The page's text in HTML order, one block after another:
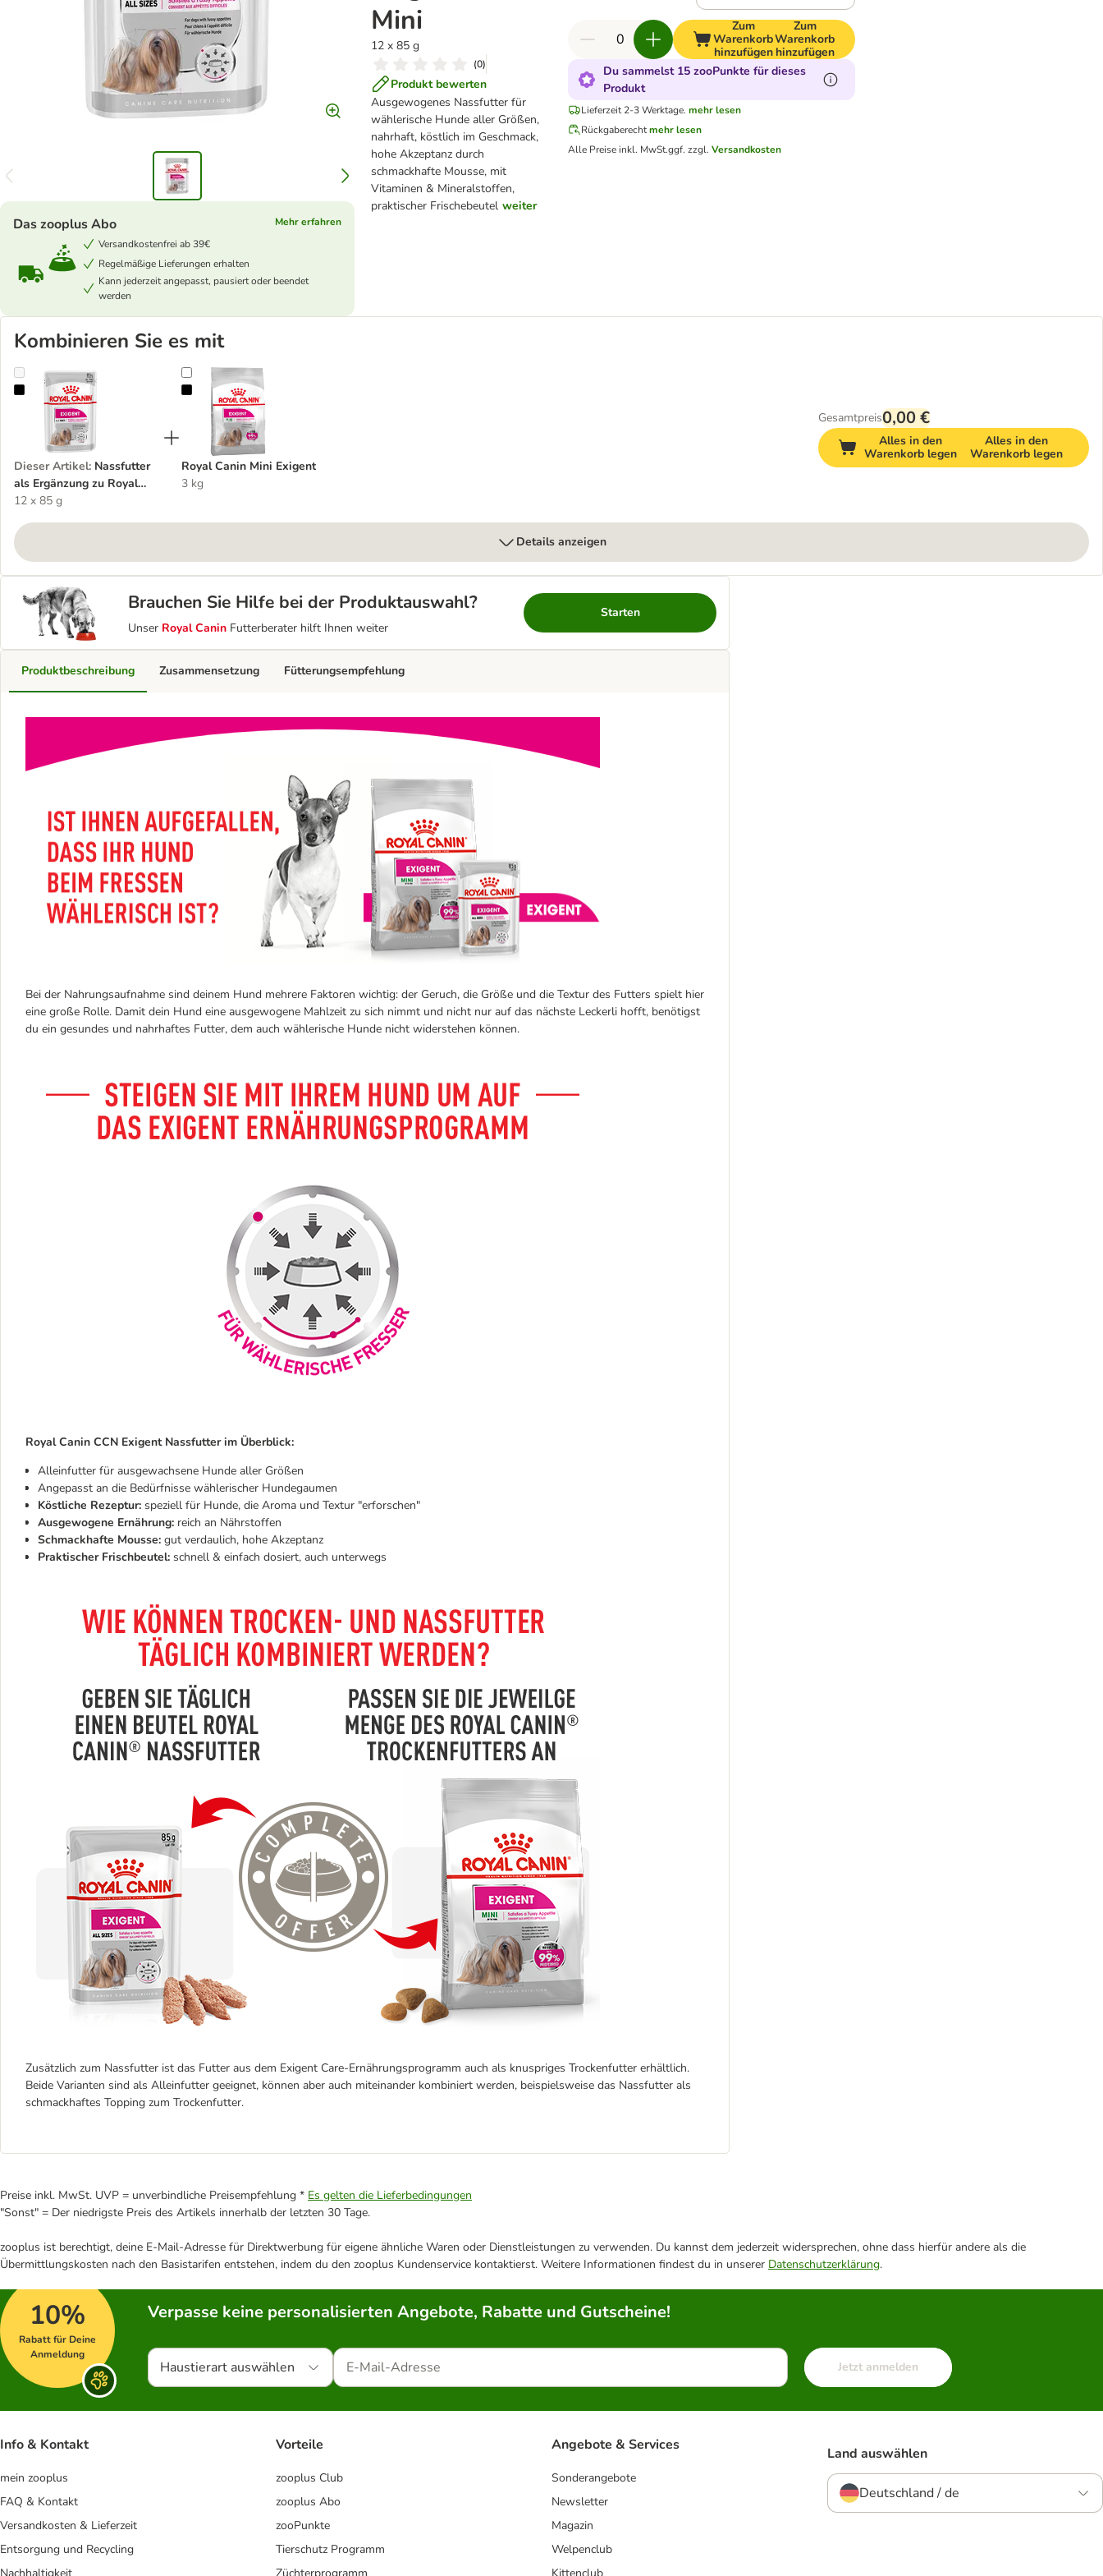
Mini
12 x 85 g
(0)
Produkt bewerten
Ausgewogenes Nassfutter für
wählerische Hunde aller Größen,
nahrhaft, köstlich im Geschmack,
hohe Akzeptanz durch
schmackhafte Mousse, mit
Vitaminen & Mineralstoffen,
praktischer Frischebeutel weiter
Das zooplus Abo
Mehr erfahren
Versandkostenfrei ab 39€
Regelmäßige Lieferungen erhalten
Kann jederzeit angepasst, pausiert oder beendet
werden
Zum
Warenkorb
hinzufügen
Zum
Warenkorb
hinzufügen
Du sammelst 15 zooPunkte für dieses
Produkt
Lieferzeit 2-3 Werktage. mehr lesen
Rückgaberechtmehr lesen
Alle Preise inkl. MwSt.ggf. zzgl.Versandkosten
Kombinieren Sie es mit
Nassfutter als Ergänzung zu Royal Canin Exigent Mini
Dieser Artikel: Nassfutter
als Ergänzung zu Royal
Canin Exigent Mini
12 x 85 g
Royal Canin Mini Exigent
Royal Canin Mini Exigent
3 kg
Gesamtpreis0,00 €
Alles in den
Warenkorb legen
Alles in den
Warenkorb legen
Details anzeigen
Brauchen Sie Hilfe bei der Produktauswahl?
Unser Royal Canin Futterberater hilft Ihnen weiter
Starten
Produktbeschreibung
Bei der Nahrungsaufnahme sind deinem Hund mehrere Faktoren wichtig: der Geruch, die Größe und die Textur des Futters spielt hier
eine große Rolle. Damit dein Hund eine ausgewogene Mahlzeit zu sich nimmt und nicht nur auf das nächste Leckerli hofft, benötigst
du ein gesundes und nahrhaftes Futter, dem auch wählerische Hunde nicht widerstehen können.
Royal Canin CCN Exigent Nassfutter im Überblick:
Alleinfutter für ausgewachsene Hunde aller Größen
Angepasst an die Bedürfnisse wählerischer Hundegaumen
Köstliche Rezeptur: speziell für Hunde, die Aroma und Textur "erforschen"
Ausgewogene Ernährung: reich an Nährstoffen
Schmackhafte Mousse: gut verdaulich, hohe Akzeptanz
Praktischer Frischbeutel: schnell & einfach dosiert, auch unterwegs
Zusätzlich zum Nassfutter ist das Futter aus dem Exigent Care-Ernährungsprogramm auch als knuspriges Trockenfutter erhältlich.
Beide Varianten sind als Alleinfutter geeignet, können aber auch miteinander kombiniert werden, beispielsweise das Nassfutter als
schmackhaftes Topping zum Trockenfutter.
Zusammensetzung Fütterungsempfehlung
Preise inkl. MwSt. UVP = unverbindliche Preisempfehlung * Es gelten die Lieferbedingungen
"Sonst" = Der niedrigste Preis des Artikels innerhalb der letzten 30 Tage.
zooplus ist berechtigt, deine E-Mail-Adresse für Direktwerbung für eigene ähnliche Waren oder Dienstleistungen zu verwenden. Du kannst dem jederzeit widersprechen, ohne dass hierfür andere als die
Übermittlungskosten nach den Basistarifen entstehen, indem du den zooplus Kundenservice kontaktierst. Weitere Informationen findest du in unserer Datenschutzerklärung.
10%
Rabatt für Deine
Anmeldung
Verpasse keine personalisierten Angebote, Rabatte und Gutscheine!
Haustierart auswählen Jetzt anmelden
Info & Kontakt
mein zooplus
FAQ & Kontakt
Versandkosten & Lieferzeit
Entsorgung und Recycling
Vorteile
zooplus Club
zooplus Abo
zooPunkte
Tierschutz Programm
Angebote & Services
Sonderangebote
Newsletter
Magazin
Welpenclub
Land auswählen
Deutschland / de